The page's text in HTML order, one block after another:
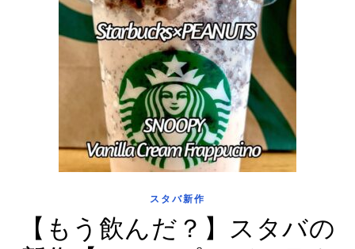
スタバ新作
【もう飲んだ？】スタバの